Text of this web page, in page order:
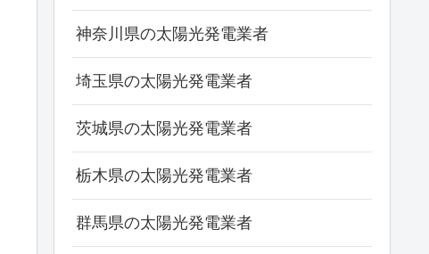
神奈川県の太陽光発電業者
埼玉県の太陽光発電業者
茨城県の太陽光発電業者
栃木県の太陽光発電業者
群馬県の太陽光発電業者